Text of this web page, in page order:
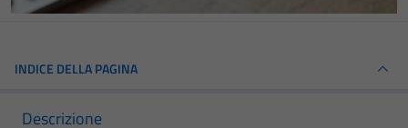
INDICE DELLA PAGINA
Descrizione